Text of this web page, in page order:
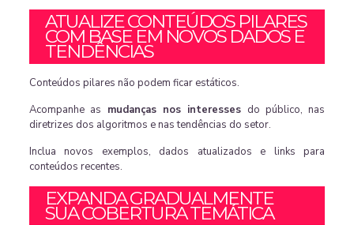
ATUALIZE CONTEÚDOS PILARES
COM BASE EM NOVOS DADOS E
TENDÊNCIAS
Conteúdos pilares não podem ficar estáticos.
Acompanhe as mudanças nos interesses do público, nas
diretrizes dos algoritmos e nas tendências do setor.
Inclua novos exemplos, dados atualizados e links para
conteúdos recentes.
EXPANDA GRADUALMENTE
SUA COBERTURA TEMÁTICA